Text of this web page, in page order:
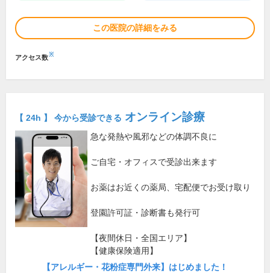
この医院の詳細をみる
アクセス数※
【 24h 】 今から受診できる オンライン診療
急な発熱や風邪などの体調不良に
ご自宅・オフィスで受診出来ます
お薬はお近くの薬局、宅配便でお受け取り
登園許可証・診断書も発行可
【夜間休日・全国エリア】
【健康保険適用】
【アレルギー・花粉症専門外来】はじめました！